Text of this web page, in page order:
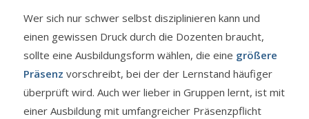
Wer sich nur schwer selbst disziplinieren kann und
einen gewissen Druck durch die Dozenten braucht,
sollte eine Ausbildungsform wählen, die eine größere
Präsenz vorschreibt, bei der der Lernstand häufiger
überprüft wird. Auch wer lieber in Gruppen lernt, ist mit
einer Ausbildung mit umfangreicher Präsenzpflicht